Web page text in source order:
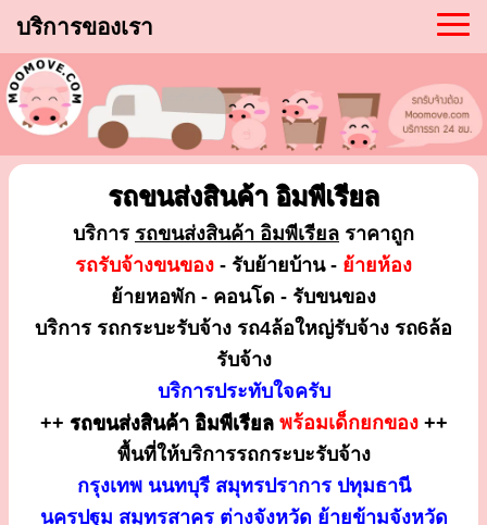
บริการของเรา
รถขนส่งสินค้า อิมพีเรียล
บริการ รถขนส่งสินค้า อิมพีเรียล ราคาถูก
รถรับจ้างขนของ - รับย้ายบ้าน - ย้ายห้อง
ย้ายหอพัก - คอนโด - รับขนของ
บริการ รถกระบะรับจ้าง รถ4ล้อใหญ่รับจ้าง รถ6ล้อ
รับจ้าง
บริการประทับใจครับ
++ รถขนส่งสินค้า อิมพีเรียล พร้อมเด็กยกของ++
พื้นที่ให้บริการรถกระบะรับจ้าง
กรุงเทพ นนทบุรี สมุทรปราการ ปทุมธานี
นครปฐม สมุทรสาคร ต่างจังหวัด ย้ายข้ามจังหวัด